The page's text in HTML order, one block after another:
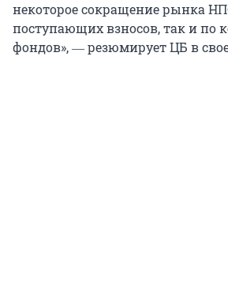
некоторое сокращение рынка
поступающих взносов, так и по
фондов», ― резюмирует ЦБ в